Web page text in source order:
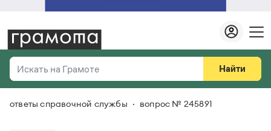
Искать на Грамоте
Справочная служба
Найти
Везде
ответы справочной службы вопрос № 245891